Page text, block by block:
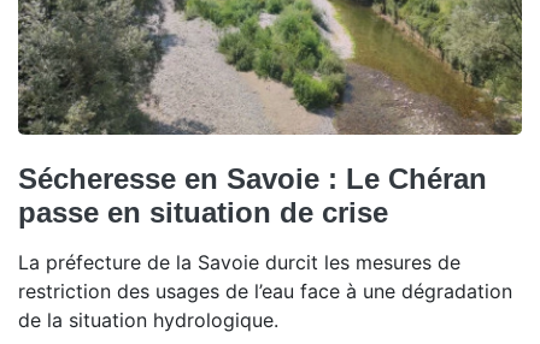
Sécheresse en Savoie : Le Chéran
passe en situation de crise
La préfecture de la Savoie durcit les mesures de
restriction des usages de l’eau face à une dégradation
de la situation hydrologique.